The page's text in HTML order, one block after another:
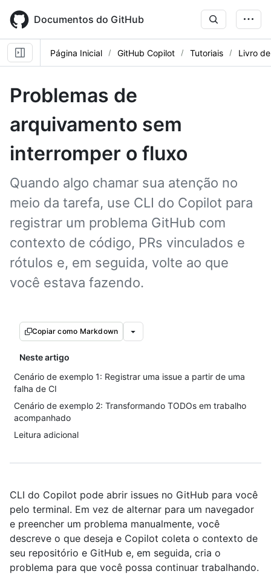
main
content
Documentos do GitHub
Página Inicial GitHub Copilot Tutoriais Livro
Problemas de
arquivamento sem
interromper o fluxo
Quando algo chamar sua atenção no
meio da tarefa, use CLI do Copilot para
registrar um problema GitHub com
contexto de código, PRs vinculados e
rótulos e, em seguida, volte ao que
você estava fazendo.
Copiar como Markdown
Neste artigo
Cenário de exemplo 1: Registrar uma issue a partir de uma
falha de CI
Cenário de exemplo 2: Transformando TODOs em trabalho
acompanhado
Leitura adicional
CLI do Copilot pode abrir issues no GitHub para você
pelo terminal. Em vez de alternar para um navegador
e preencher um problema manualmente, você
descreve o que deseja e Copilot coleta o contexto de
seu repositório e GitHub e, em seguida, cria o
problema para que você possa continuar trabalhando.